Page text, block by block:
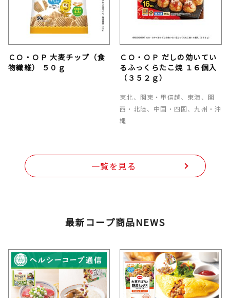
ＣＯ・ＯＰ 大麦チップ（食
物繊維） ５０ｇ
ＣＯ・ＯＰ だしの効いてい
るふっくらたこ焼 １６個入
（３５２ｇ）
東北、関東・甲信越、東海、関
西・北陸、中国・四国、九州・沖
縄
一覧を見る
最新コープ商品NEWS